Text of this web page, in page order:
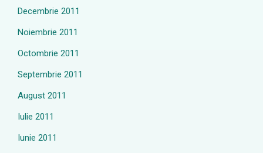
Decembrie 2011
Noiembrie 2011
Octombrie 2011
Septembrie 2011
August 2011
Iulie 2011
Iunie 2011